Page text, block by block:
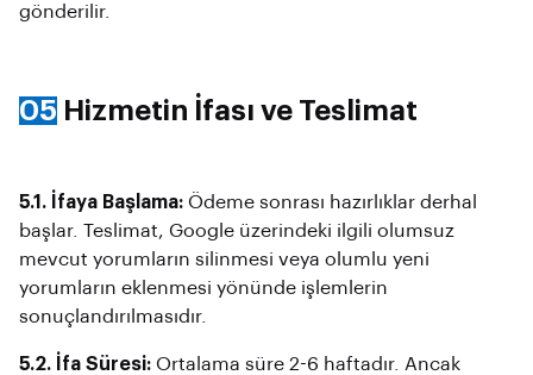
gönderilir.
05 Hizmetin İfası ve Teslimat
5.1. İfaya Başlama: Ödeme sonrası hazırlıklar derhal
başlar. Teslimat, Google üzerindeki ilgili olumsuz
mevcut yorumların silinmesi veya olumlu yeni
yorumların eklenmesi yönünde işlemlerin
sonuçlandırılmasıdır.
5.2. İfa Süresi: Ortalama süre 2-6 haftadır. Ancak